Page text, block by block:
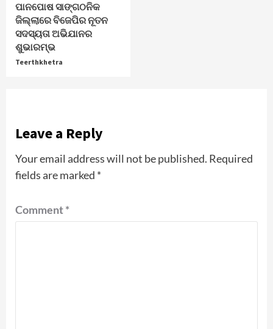
ପାନପୋଷ ସାଙ୍ଗଠନିକ
ଜିଲ୍ଲାରେ ବିଜେପିର ନୂତନ
ସଦସ୍ୟତା ଅଭିଯାନର
ଶୁଭାରମ୍ଭ
Teerthkhetra
Leave a Reply
Your email address will not be published. Required
fields are marked *
Comment*